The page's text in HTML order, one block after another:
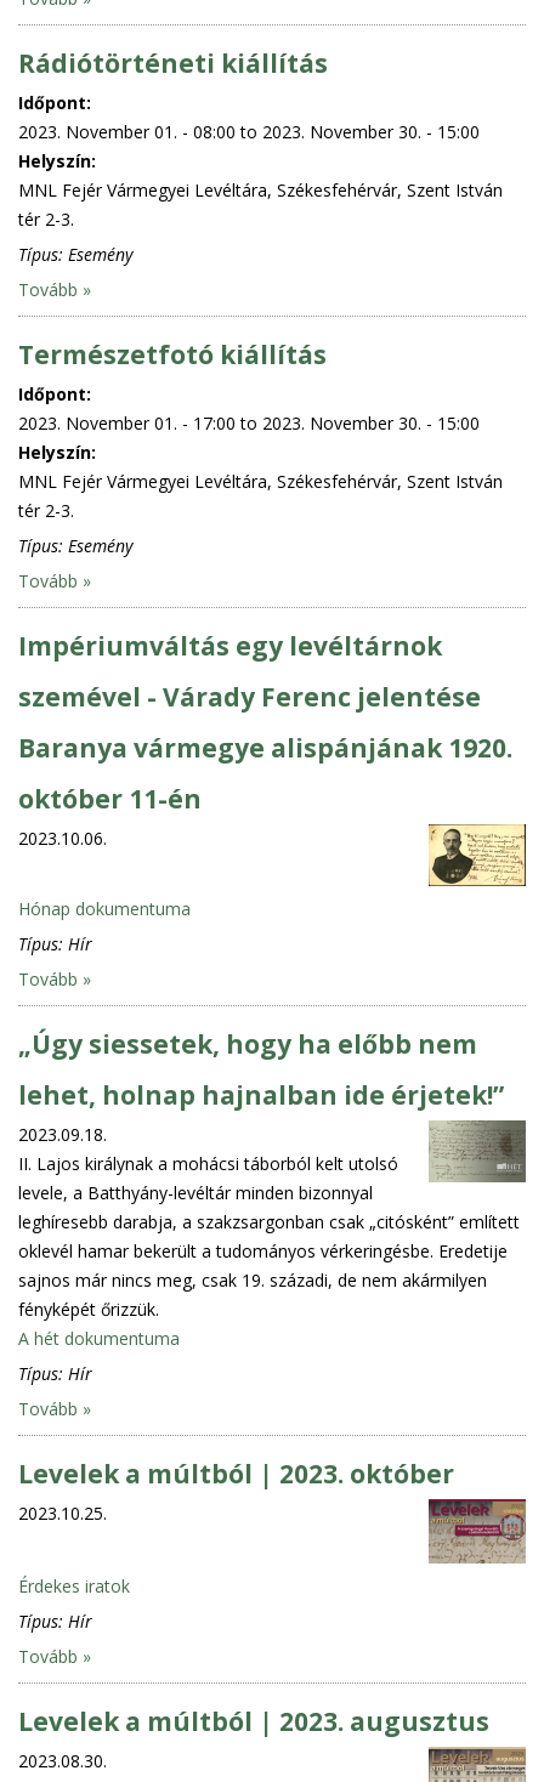
Rádiótörténeti kiállítás
Időpont:
2023. November 01. - 08:00 to 2023. November 30. - 15:00
Helyszín:
MNL Fejér Vármegyei Levéltára, Székesfehérvár, Szent István
tér 2-3.
Típus: Esemény
Tovább »
Természetfotó kiállítás
Időpont:
2023. November 01. - 17:00 to 2023. November 30. - 15:00
Helyszín:
MNL Fejér Vármegyei Levéltára, Székesfehérvár, Szent István
tér 2-3.
Típus: Esemény
Tovább »
Impériumváltás egy levéltárnok
szemével - Várady Ferenc jelentése
Baranya vármegye alispánjának 1920.
október 11-én
2023.10.06.
Hónap dokumentuma
Típus: Hír
Tovább »
„Úgy siessetek, hogy ha előbb nem
lehet, holnap hajnalban ide érjetek!”
2023.09.18.
II. Lajos királynak a mohácsi táborból kelt utolsó
levele, a Batthyány-levéltár minden bizonnyal
leghíresebb darabja, a szakzsargonban csak „citósként” említett
oklevél hamar bekerült a tudományos vérkeringésbe. Eredetije
sajnos már nincs meg, csak 19. századi, de nem akármilyen
fényképét őrizzük.
A hét dokumentuma
Típus: Hír
Tovább »
Levelek a múltból | 2023. október
2023.10.25.
Érdekes iratok
Típus: Hír
Tovább »
Levelek a múltból | 2023. augusztus
2023.08.30.